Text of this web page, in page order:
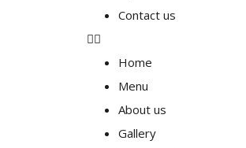
Contact us
Home
Menu
About us
Gallery